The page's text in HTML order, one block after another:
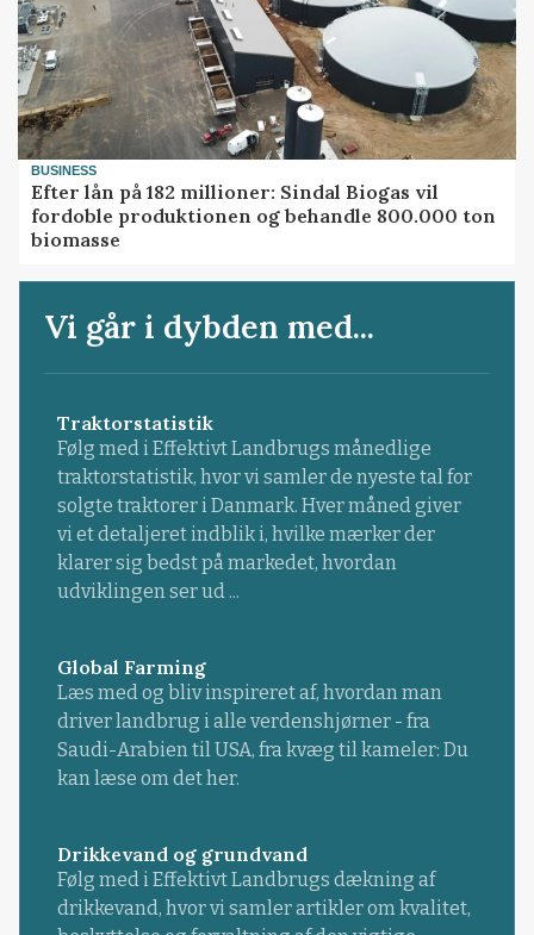
BUSINESS
Efter lån på 182 millioner: Sindal Biogas vil
fordoble produktionen og behandle 800.000 ton
biomasse
Vi går i dybden med...
Traktorstatistik
Følg med i Effektivt Landbrugs månedlige
traktorstatistik, hvor vi samler de nyeste tal for
solgte traktorer i Danmark. Hver måned giver
vi et detaljeret indblik i, hvilke mærker der
klarer sig bedst på markedet, hvordan
udviklingen ser ud ...
Global Farming
Læs med og bliv inspireret af, hvordan man
driver landbrug i alle verdenshjørner - fra
Saudi-Arabien til USA, fra kvæg til kameler: Du
kan læse om det her.
Drikkevand og grundvand
Følg med i Effektivt Landbrugs dækning af
drikkevand, hvor vi samler artikler om kvalitet,